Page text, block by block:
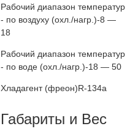
Рабочий диапазон температур
- по воздуху (охл./нагр.)-8 —
18
Рабочий диапазон температур
- по воде (охл./нагр.)-18 — 50
Хладагент (фреон)R-134a
Габариты и Вес